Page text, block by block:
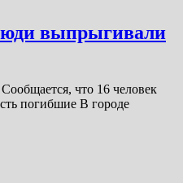
выпрыгивали
что 16 человек
погибшие В городе